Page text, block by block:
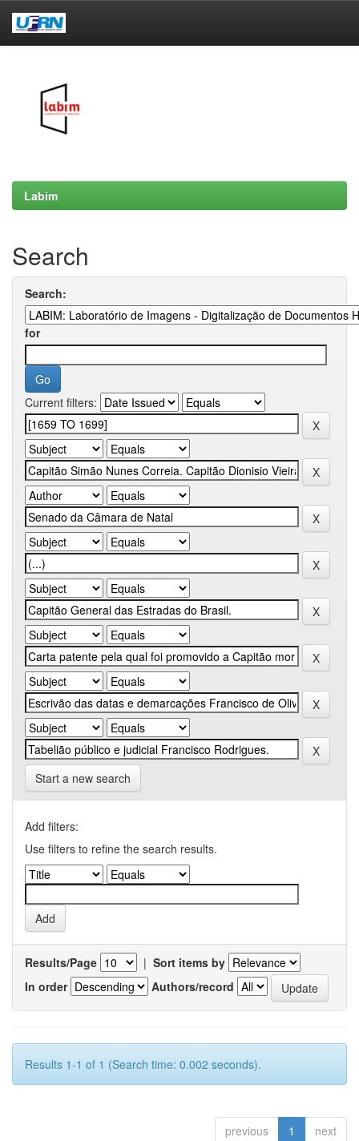
Labim
Search
Search:
for
Current filters:
Start a new search
Add filters:
Use filters to refine the search results.
Results/Page | Sort items by
In order
Authors/record
Results 1-1 of 1 (Search time: 0.002 seconds).
previous 1 next